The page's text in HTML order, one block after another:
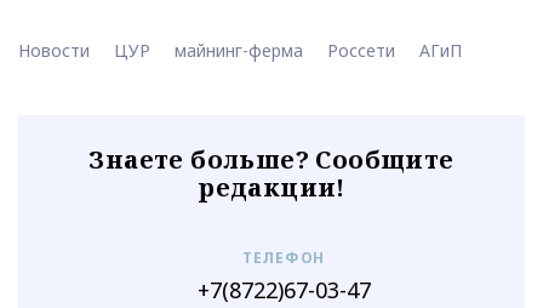
Новости ЦУР майнинг-ферма Россети АГиП
Знаете больше? Сообщите
редакции!
ТЕЛЕФОН
+7(8722)67-03-47